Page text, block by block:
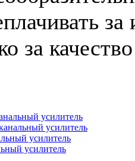
за
усилитель
усилитель
усилитель
усилитель